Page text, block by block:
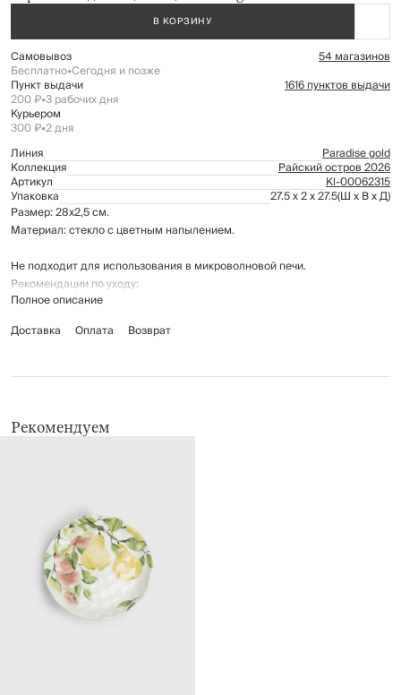
В КОРЗИНУ
Самовывоз 54 магазинов
Бесплатно•Сегодня и позже
Пункт выдачи 1616 пунктов выдачи
200 ₽•3 рабочих дня
Курьером
300 ₽•2 дня
Линия
Paradise gold
Коллекция Райский остров 2026
Артикул Kl-00062315
Упаковка 27.5 x 2 x 27.5(Ш x В x Д)
Размер: 28х2,5 см.
Материал: стекло с цветным напылением.
Не подходит для использования в микроволновой печи.
Рекомендации по уходу:
мыть вручную с применением мягких моющих средств
не использовать для ухода абразивные чистящие средства и
жесткие губки
Полное описание
Доставка
Оплата Возврат
Рекомендуем